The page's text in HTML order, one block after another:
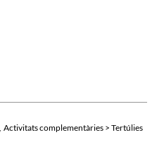
Activitats complementàries > Tertúlies